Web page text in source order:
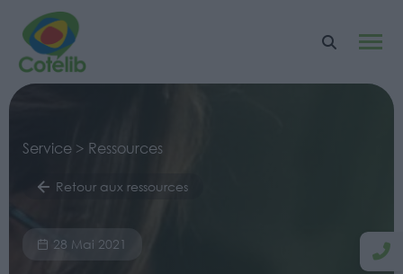
Service > Ressources
Retour aux ressources
28 Mai 2021